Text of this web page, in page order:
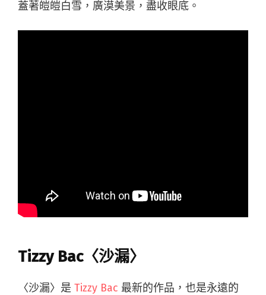
蓋著皚皚白雪，廣漠美景，盡收眼底。
Tizzy Bac〈沙漏〉
〈沙漏〉是 Tizzy Bac 最新的作品，也是永遠的